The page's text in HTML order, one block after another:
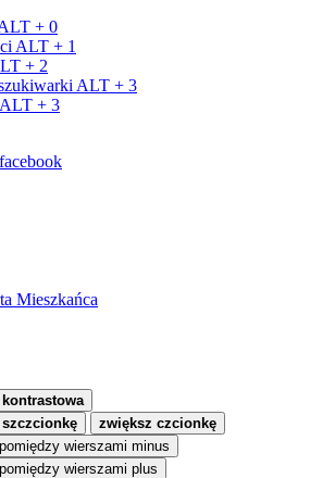
+ 0
ALT + 1
+ 2
ALT + 3
ALT + 3
facebook
Mieszkańca
zwiększ czcionkę
wierszami minus
wierszami plus